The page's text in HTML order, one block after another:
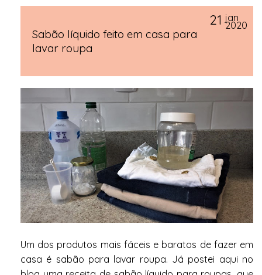
Sabão líquido feito em casa para
lavar roupa
21 jan
2020
Um dos produtos mais fáceis e baratos de fazer em
casa é sabão para lavar roupa. Já postei aqui no